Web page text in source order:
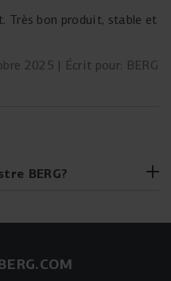
Très bon produit, stable et
2025
Écrit pour: BERG
BERG?
offre une fonction 2-en-